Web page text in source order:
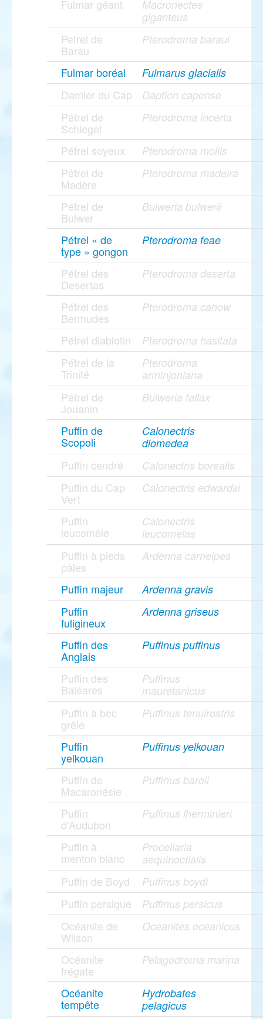
Fulmar géant
Macronectes
giganteus
Petrel de
Barau
Pterodroma baraui
Fulmar boréal Fulmarus glacialis
Damier du Cap Daption capense
Pétrel de
Schlegel
Pterodroma incerta
Pétrel soyeux Pterodroma mollis
Pétrel de
Madère
Pterodroma madeira
Pétrel de
Bulwer
Bulweria bulwerii
Pétrel « de
type » gongon
Pterodroma feae
Pétrel des
Desertas
Pterodroma deserta
Pétrel des
Bermudes
Pterodroma cahow
Pétrel diablotin Pterodroma hasitata
Pétrel de la
Trinité
Pterodroma
arminjoniana
Pétrel de
Jouanin
Bulweria fallax
Puffin de
Scopoli
Calonectris
diomedea
Puffin cendré Calonectris borealis
Puffin du Cap
Vert
Calonectris edwardsi
Puffin
leucomèle
Calonectris
leucomelas
Puffin à pieds
pâles
Ardenna carneipes
Puffin majeur Ardenna gravis
Puffin
fuligineux
Ardenna griseus
Puffin des
Anglais
Puffinus puffinus
Puffin des
Baléares
Puffinus
mauretanicus
Puffin à bec
grêle
Puffinus tenuirostris
Puffin
yelkouan
Puffinus yelkouan
Puffin de
Macaronésie
Puffinus baroli
Puffin
d'Audubon
Puffinus lherminieri
Puffin à
menton blanc
Procellaria
aequinoctialis
Puffin de Boyd Puffinus boydi
Puffin persique Puffinus persicus
Océanite de
Wilson
Oceanites oceanicus
Océanite
frégate
Pelagodroma marina
Océanite
tempête
Hydrobates
pelagicus